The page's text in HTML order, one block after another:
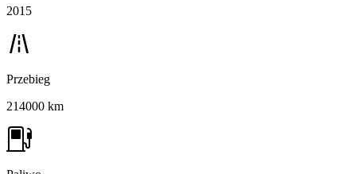
2015
Przebieg
214000 km